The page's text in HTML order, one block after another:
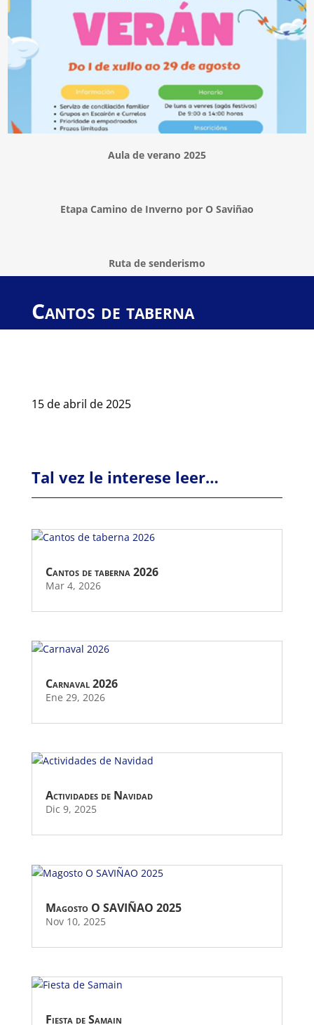
Aula de verano 2025
Etapa Camino de Inverno por O Saviñao
Ruta de senderismo
Cantos de taberna
15 de abril de 2025
Tal vez le interese leer…
Cantos de taberna 2026
Mar 4, 2026
Carnaval 2026
Ene 29, 2026
Actividades de Navidad
Dic 9, 2025
Magosto O SAVIÑAO 2025
Nov 10, 2025
Fiesta de Samain